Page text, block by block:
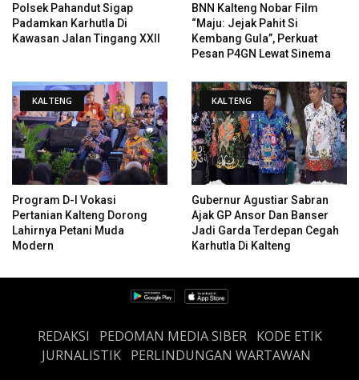
Polsek Pahandut Sigap
Padamkan Karhutla Di
Kawasan Jalan Tingang XXII
BNN Kalteng Nobar Film
“Maju: Jejak Pahit Si
Kembang Gula”, Perkuat
Pesan P4GN Lewat Sinema
KALTENG
Program D-I Vokasi
Pertanian Kalteng Dorong
Lahirnya Petani Muda
Modern
KALTENG
Gubernur Agustiar Sabran
Ajak GP Ansor Dan Banser
Jadi Garda Terdepan Cegah
Karhutla Di Kalteng
REDAKSI PEDOMAN MEDIA SIBER
KODE ETIK
JURNALISTIK PERLINDUNGAN WARTAWAN